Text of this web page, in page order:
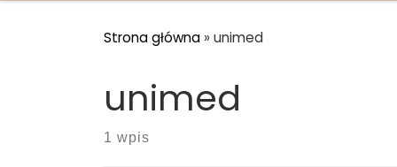
Strona główna » unimed
unimed
1 wpis